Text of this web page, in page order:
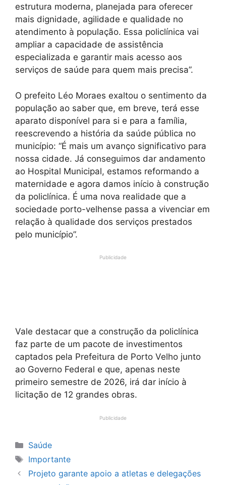
estrutura moderna, planejada para oferecer
mais dignidade, agilidade e qualidade no
atendimento à população. Essa policlínica vai
ampliar a capacidade de assistência
especializada e garantir mais acesso aos
serviços de saúde para quem mais precisa”.
O prefeito Léo Moraes exaltou o sentimento da
população ao saber que, em breve, terá esse
aparato disponível para si e para a família,
reescrevendo a história da saúde pública no
município: “É mais um avanço significativo para
nossa cidade. Já conseguimos dar andamento
ao Hospital Municipal, estamos reformando a
maternidade e agora damos início à construção
da policlínica. É uma nova realidade que a
sociedade porto-velhense passa a vivenciar em
relação à qualidade dos serviços prestados
pelo município”.
Publicidade
Vale destacar que a construção da policlínica
faz parte de um pacote de investimentos
captados pela Prefeitura de Porto Velho junto
ao Governo Federal e que, apenas neste
primeiro semestre de 2026, irá dar início à
licitação de 12 grandes obras.
Publicidade
Categorias
Saúde
Tags
Importante
Projeto garante apoio a atletas e delegações